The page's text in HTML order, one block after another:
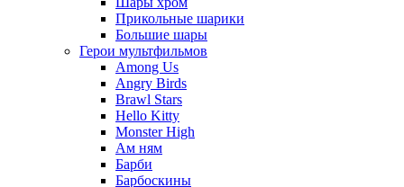
Прикольные шарики
Большие шары
Герои мультфильмов
Among Us
Angry Birds
Brawl Stars
Hello Kitty
Monster High
Ам ням
Барби
Барбоскины